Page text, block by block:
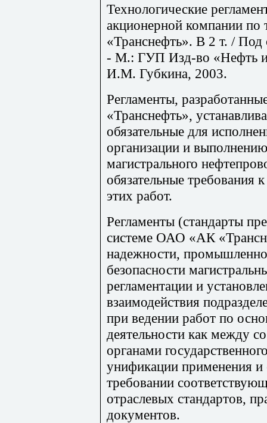
Технологические
акционерной компании по
«Транснефть». В 2 т. /
- М.: ГУП Изд-во «Нефть и
И.М. Губкина, 2003.
Регламенты,
«Транснефть»,
обязательные для
организации и
магистрального
обязательные требования
этих работ.
Регламенты (стандарты
системе ОАО «АК
надежности,
безопасности
регламентации и
взаимодействия
при ведении работ по
деятельности как между
органами
унификации применения и
требовании
отраслевых стандартов,
документов.